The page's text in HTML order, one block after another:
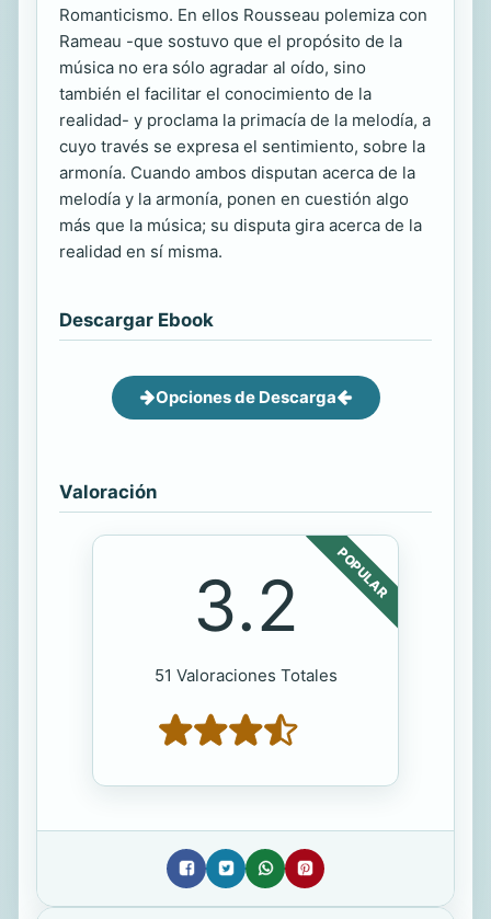
Romanticismo. En ellos Rousseau polemiza con
Rameau -que sostuvo que el propósito de la
música no era sólo agradar al oído, sino
también el facilitar el conocimiento de la
realidad- y proclama la primacía de la melodía, a
cuyo través se expresa el sentimiento, sobre la
armonía. Cuando ambos disputan acerca de la
melodía y la armonía, ponen en cuestión algo
más que la música; su disputa gira acerca de la
realidad en sí misma.
Descargar Ebook
Opciones de Descarga
Valoración
POPULAR
3.2
51 Valoraciones Totales